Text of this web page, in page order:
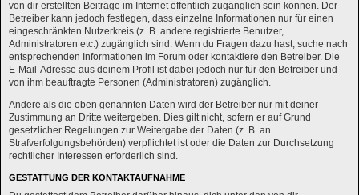
von dir erstellten Beiträge im Internet öffentlich zugänglich sein können. Der
Betreiber kann jedoch festlegen, dass einzelne Informationen nur für einen
eingeschränkten Nutzerkreis (z. B. andere registrierte Benutzer,
Administratoren etc.) zugänglich sind. Wenn du Fragen dazu hast, suche nach
entsprechenden Informationen im Forum oder kontaktiere den Betreiber. Die
E-Mail-Adresse aus deinem Profil ist dabei jedoch nur für den Betreiber und
von ihm beauftragte Personen (Administratoren) zugänglich.
Andere als die oben genannten Daten wird der Betreiber nur mit deiner
Zustimmung an Dritte weitergeben. Dies gilt nicht, sofern er auf Grund
gesetzlicher Regelungen zur Weitergabe der Daten (z. B. an
Strafverfolgungsbehörden) verpflichtet ist oder die Daten zur Durchsetzung
rechtlicher Interessen erforderlich sind.
GESTATTUNG DER KONTAKTAUFNAHME